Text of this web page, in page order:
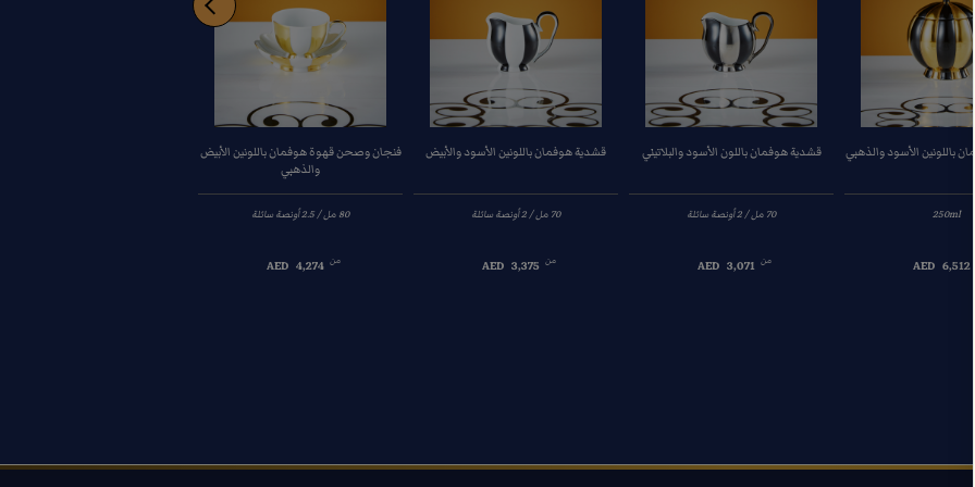
باللونين الأسود والذهبي
250ml
AED 6,512
قشدية هوفمان باللون الأسود والبلاتيني
من AED 3,071
قشدية هوفمان باللونين الأسود والأبيض
من AED 3,375
فنجان وصحن قهوة هوفمان باللونين الأبيض
والذهبي
من AED 4,274